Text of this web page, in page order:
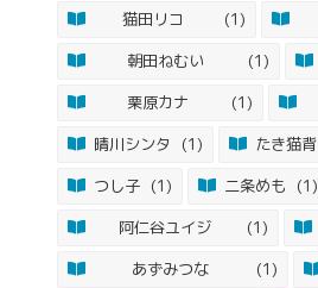
猫田リコ (1)
朝田ねむい
(1)
栗原カナ
(1)
晴川シンタ
(1) たき猫背
つし子 (1) 二条めも (1)
阿仁谷ユイジ
(1)
あずみつな
(1)